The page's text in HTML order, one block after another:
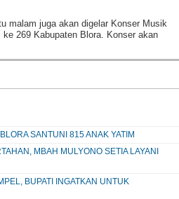
malam juga akan digelar Konser Musik
ke 269 Kabupaten Blora. Konser akan
SANTUNI 815 ANAK YATIM
MBAH MULYONO SETIA LAYANI
BUPATI INGATKAN UNTUK